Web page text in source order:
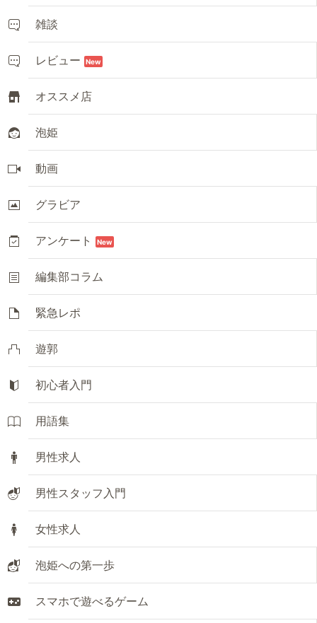
雑談
レビュー New
オススメ店
泡姫
動画
グラビア
アンケート New
編集部コラム
緊急レポ
遊郭
初心者入門
用語集
男性求人
男性スタッフ入門
女性求人
泡姫への第一歩
スマホで遊べるゲーム